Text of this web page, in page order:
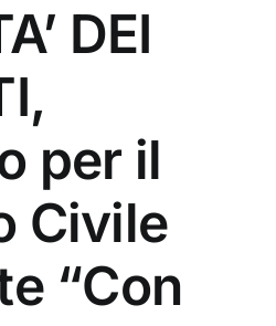
DEI
per il
Civile
“Con